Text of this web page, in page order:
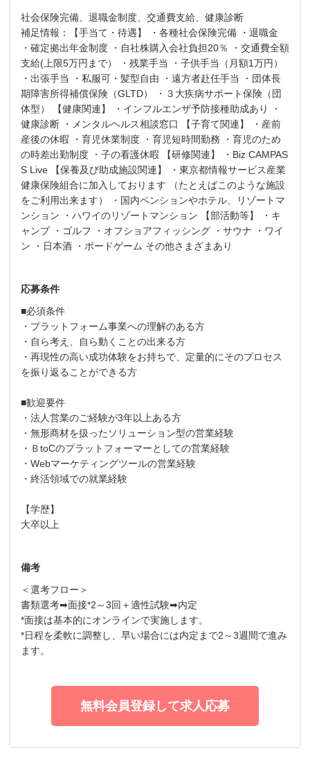
社会保険完備、退職金制度、交通費支給、健康診断
補足情報：【手当て・待遇】 ・各種社会保険完備 ・退職金
・確定拠出年金制度 ・自社株購入会社負担20％ ・交通費全額
支給(上限5万円まで） ・残業手当 ・子供手当（月額1万円）
・出張手当 ・私服可・髪型自由 ・遠方者赴任手当 ・団体長
期障害所得補償保険（GLTD） ・３大疾病サポート保険（団
体型） 【健康関連】 ・インフルエンザ予防接種助成あり ・
健康診断 ・メンタルヘルス相談窓口 【子育て関連】 ・産前
産後の休暇 ・育児休業制度 ・育児短時間勤務 ・育児のため
の時差出勤制度 ・子の看護休暇 【研修関連】 ・Biz CAMPAS
S Live 【保養及び助成施設関連】 ・東京都情報サービス産業
健康保険組合に加入しております （たとえばこのような施設
をご利用出来ます） ・国内ペンションやホテル、リゾートマ
ンション ・ハワイのリゾートマンション 【部活動等】 ・キ
ャンプ ・ゴルフ ・オフショアフィッシング ・サウナ ・ワイ
ン ・日本酒 ・ボードゲーム その他さまざまあり
応募条件
■必須条件
・プラットフォーム事業への理解のある方
・自ら考え、自ら動くことの出来る方
・再現性の高い成功体験をお持ちで、定量的にそのプロセス
を振り返ることができる方
■歓迎要件
・法人営業のご経験が3年以上ある方
・無形商材を扱ったソリューション型の営業経験
・ＢtoCのプラットフォーマーとしての営業経験
・Webマーケティングツールの営業経験
・終活領域での就業経験
【学歴】
大卒以上
備考
＜選考フロー＞
書類選考➡面接*2～3回＋適性試験➡内定
*面接は基本的にオンラインで実施します。
*日程を柔軟に調整し、早い場合には内定まで2～3週間で進み
ます。
無料会員登録して求人応募